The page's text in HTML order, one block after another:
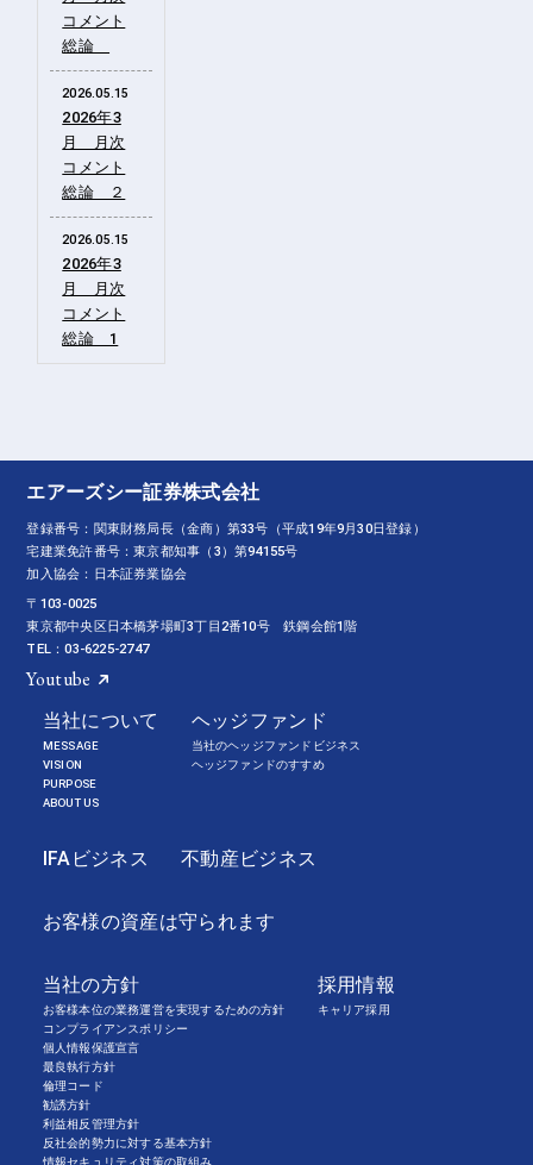
コメント
総論
2026.05.15
2026年3
月 月次
コメント
総論 ２
2026.05.15
2026年3
月 月次
コメント
総論 1
エアーズシー証券株式会社
登録番号：関東財務局長（金商）第33号（平成19年9月30日登録）
宅建業免許番号：東京都知事（3）第94155号
加入協会：日本証券業協会
〒103-0025
東京都中央区日本橋茅場町3丁目2番10号 鉄鋼会館1階
TEL：03-6225-2747
Youtube
当社について
MESSAGE
VISION
PURPOSE
ABOUT US
ヘッジファンド
当社のヘッジファンドビジネス
ヘッジファンドのすすめ
IFAビジネス 不動産ビジネス
お客様の資産は守られます
当社の方針
お客様本位の業務運営を実現するための方針
コンプライアンスポリシー
個人情報保護宣言
最良執行方針
倫理コード
勧誘方針
利益相反管理方針
反社会的勢力に対する基本方針
情報セキュリティ対策の取組み
採用情報
キャリア採用